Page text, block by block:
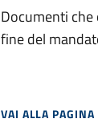
Documenti
fine del
VAI ALLA PAGINA